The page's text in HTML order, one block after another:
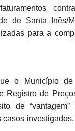
de Santa Inês/
para a
o Município
Registro de
de
casos